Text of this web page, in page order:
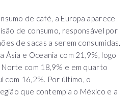
de café, a Europa aparece
de consumo, responsável por
de sacas a serem consumidas.
Ásia e Oceania com 21,9%, logo
Norte com 18,9% e em quarto
com 16,2%. Por último, o
que contempla o México e a